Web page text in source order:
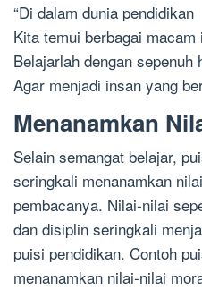
“Di dalam dunia pendidikan
Kita temui berbagai macam
Belajarlah dengan sepenuh
Agar menjadi insan yang
Menanamkan
Selain semangat belajar,
seringkali menanamkan
pembacanya. Nilai-nilai
dan disiplin seringkali
puisi pendidikan. Contoh
menanamkan nilai-nilai